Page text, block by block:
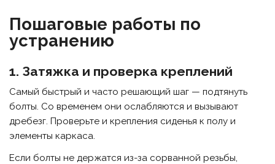
Пошаговые работы по
устранению
1. Затяжка и проверка креплений
Самый быстрый и часто решающий шаг — подтянуть
болты. Со временем они ослабляются и вызывают
дребезг. Проверьте и крепления сиденья к полу и
элементы каркаса.
Если болты не держатся из-за сорванной резьбы,